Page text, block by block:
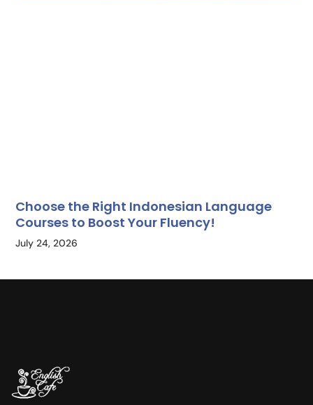
Choose the Right Indonesian Language
Courses to Boost Your Fluency!
July 24, 2026